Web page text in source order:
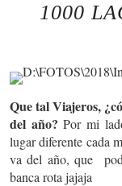
1000
Que tal Viajeros,
del año? Por mi
lugar diferente cada
va del año, que
banca rota jajaja